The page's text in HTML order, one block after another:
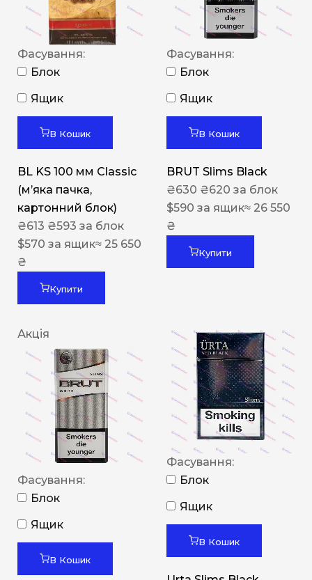
Фасування:
Блок
Ящик
В Кошик
BL KS 100 мм Classic
(м’яка пачка,
картонний блок)
₴613 ₴593 за блок
$570 за ящик≈ 25 650
₴
Купити
Фасування:
Блок
Ящик
В Кошик
BRUT Slims Black
₴630 ₴620 за блок
$590 за ящик≈ 26 550
₴
Купити
Акція
Фасування:
Блок
Ящик
В Кошик
Фасування:
Блок
Ящик
В Кошик